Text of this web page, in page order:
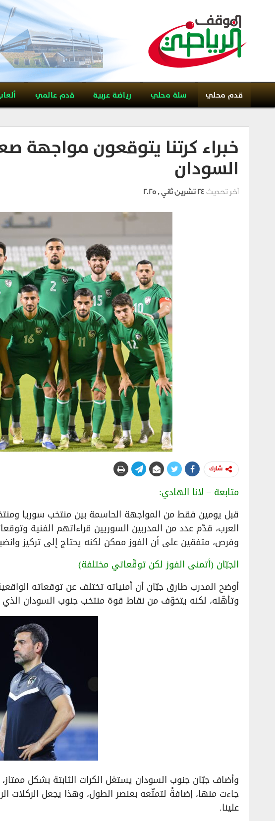
قدم محلي سلة محلي رياضة عربية قدم عالمي
خبراء كرتنا يتوقعون مواجهة
السودان
آخر تحديث 24 تشرين ثاني , 2025
شارك
متابعة – لانا الهادي:
قبل يومين فقط من المواجهة الحاسمة بين منتخب سوريا
العرب، قدّم عدد من المدربين السوريين قراءاتهم الفنية
وفرص، متفقين على أن الفوز ممكن لكنه يحتاج إلى تركيز
الجبّان (أتمنى الفوز لكن توقّعاتي مختلفة)
أوضح المدرب طارق جبّان أن أمنياته تختلف عن توقعاته
وتأهّله، لكنه يتخوّف من نقاط قوة منتخب جنوب السودان الذي
وأضاف جبّان جنوب السودان يستغل الكرات الثابتة بشكل
جاءت منها، إضافةً لتمتّعه بعنصر الطول، وهذا يجعل الركلات
علينا.